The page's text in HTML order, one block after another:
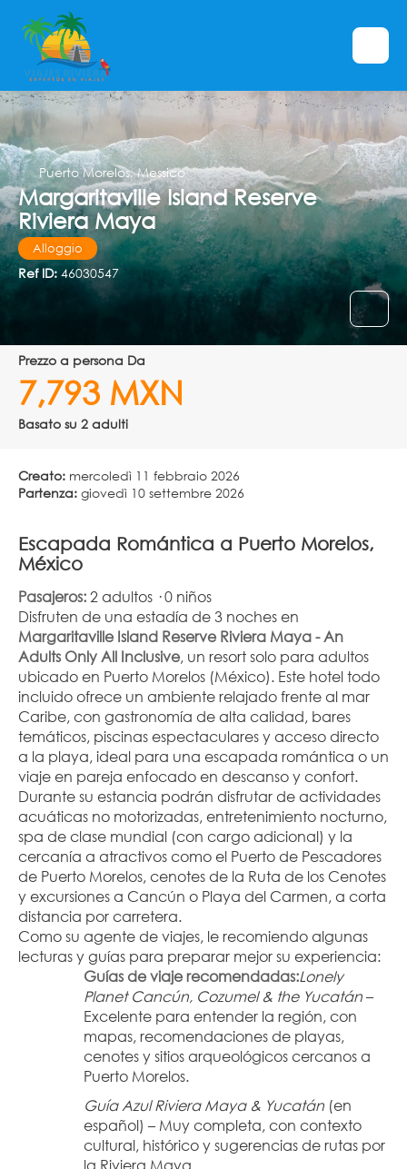
Puerto Morelos, Messico
Margaritaville Island Reserve
Riviera Maya
Alloggio
Ref ID: 46030547
prezzo a persona Da
7,793 MXN
Basato su 2 adulti
Creato: mercoledì 11 febbraio 2026
Partenza: giovedì 10 settembre 2026
Escapada Romántica a Puerto Morelos,
México
Pasajeros: 2 adultos · 0 niños
Margaritaville Island Reserve Riviera Maya - An
Adults Only All Inclusive, un resort solo para adultos
ubicado en Puerto Morelos (México). Este hotel todo
incluido ofrece un ambiente relajado frente al mar
Caribe, con gastronomía de alta calidad, bares
temáticos, piscinas espectaculares y acceso directo
a la playa, ideal para una escapada romántica o un
viaje en pareja enfocado en descanso y confort.
Durante su estancia podrán disfrutar de actividades
acuáticas no motorizadas, entretenimiento nocturno,
spa de clase mundial (con cargo adicional) y la
cercanía a atractivos como el Puerto de Pescadores
de Puerto Morelos, cenotes de la Ruta de los Cenotes
y excursiones a Cancún o Playa del Carmen, a corta
distancia por carretera.
Como su agente de viajes, le recomiendo algunas
lecturas y guías para preparar mejor su experiencia:
Guías de viaje recomendadas:Lonely
Planet Cancún, Cozumel & the Yucatán –
Excelente para entender la región, con
mapas, recomendaciones de playas,
cenotes y sitios arqueológicos cercanos a
Puerto Morelos.
Guía Azul Riviera Maya & Yucatán (en
español) – Muy completa, con contexto
cultural, histórico y sugerencias de rutas por
la Riviera Maya.